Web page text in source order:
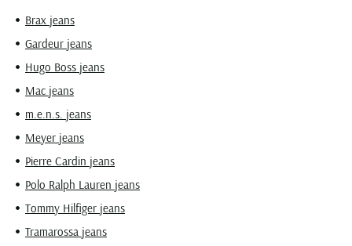
Brax jeans
Gardeur jeans
Hugo Boss jeans
Mac jeans
m.e.n.s. jeans
Meyer jeans
Pierre Cardin jeans
Polo Ralph Lauren jeans
Tommy Hilfiger jeans
Tramarossa jeans